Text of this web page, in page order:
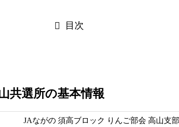
目次
共選所の基本情報
JAながの 須高ブロック りんご部会 高山支